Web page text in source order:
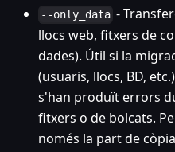
--only_data -
llocs web, fitxers de
dades). Útil si la
(usuaris, llocs, BD,
s'han produït errors
fitxers o de bolcats.
només la part de